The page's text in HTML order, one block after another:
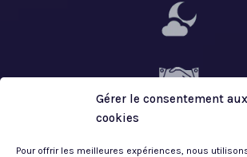
Gérer le consentement aux
cookies
Pour offrir les meilleures expériences, nous
SATISFAIT OU